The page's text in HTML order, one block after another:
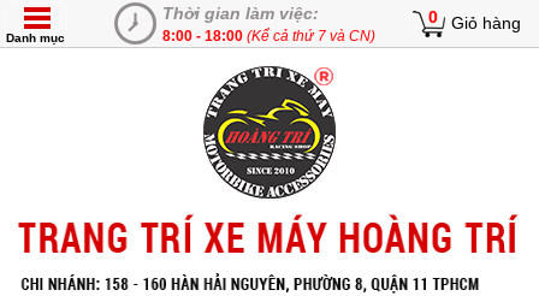
Thời gian làm việc:
8:00 - 18:00 (Kể cả thứ 7 và CN)
0 Giỏ hàng
Danh mục